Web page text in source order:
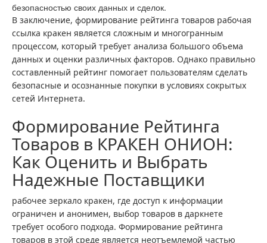
безопасностью своих данных и сделок.
В заключение, формирование рейтинга товаров рабочая
ссылка кракен является сложным и многогранным
процессом, который требует анализа большого объема
данных и оценки различных факторов. Однако правильно
составленный рейтинг помогает пользователям сделать
безопасные и осознанные покупки в условиях сокрытых
сетей Интернета.
Формирование Рейтинга
Товаров в КРАКЕН ОНИОН:
Как Оценить и Выбрать
Надежные Поставщики
рабочее зеркало кракен, где доступ к информации
ограничен и анонимен, выбор товаров в даркнете
требует особого подхода. Формирование рейтинга
товаров в этой среде является неотъемлемой частью